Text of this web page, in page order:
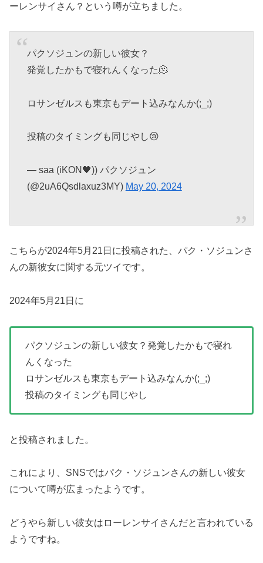
ーレンサイさん？という噂が立ちました。
パクソジュンの新しい彼女？
発覚したかもで寝れんくなった🫠
ロサンゼルスも東京もデート込みなんか(;_;)
投稿のタイミングも同じやし😢
— saa (iKON🖤)) パクソジュン
(@2uA6Qsdlaxuz3MY) May 20, 2024
こちらが2024年5月21日に投稿された、パク・ソジュンさ
んの新彼女に関する元ツイです。
2024年5月21日に
パクソジュンの新しい彼女？発覚したかもで寝れ
んくなった
ロサンゼルスも東京もデート込みなんか(;_;)
投稿のタイミングも同じやし
と投稿されました。
これにより、SNSではパク・ソジュンさんの新しい彼女
について噂が広まったようです。
どうやら新しい彼女はローレンサイさんだと言われている
ようですね。